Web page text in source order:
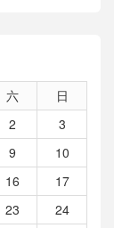
六
日
2
3
9
10
16
17
23
24